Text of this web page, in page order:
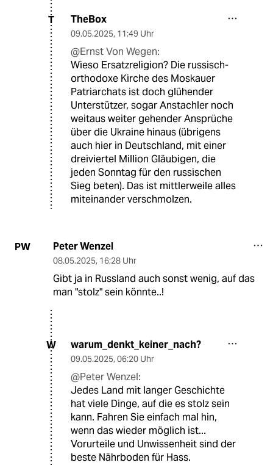
T TheBox
09.05.2025, 11:49 Uhr
@Ernst Von Wegen:
Wieso Ersatzreligion? Die russisch-
orthodoxe Kirche des Moskauer
Patriarchats ist doch glühender
Unterstützer, sogar Anstachler noch
weitaus weiter gehender Ansprüche
über die Ukraine hinaus (übrigens
auch hier in Deutschland, mit einer
dreiviertel Million Gläubigen, die
jeden Sonntag für den russischen
Sieg beten). Das ist mittlerweile alles
miteinander verschmolzen.
PW Peter Wenzel
08.05.2025, 16:28 Uhr
Gibt ja in Russland auch sonst wenig, auf das
man "stolz" sein könnte..!
W warum_denkt_keiner_nach?
09.05.2025, 06:20 Uhr
@Peter Wenzel:
Jedes Land mit langer Geschichte
hat viele Dinge, auf die es stolz sein
kann. Fahren Sie einfach mal hin,
wenn das wieder möglich ist...
Vorurteile und Unwissenheit sind der
beste Nährboden für Hass.